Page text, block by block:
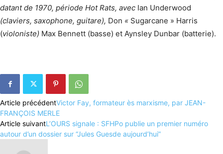
datant de 1970, période Hot Rats, avec Ian Underwood
(claviers, saxophone, guitare), Don « Sugarcane » Harris
(violoniste) Max Bennett (basse) et Aynsley Dunbar (batterie).
Article précédentVictor Fay, formateur ès marxisme, par JEAN-
FRANÇOIS MERLE
Article suivantL’OURS signale : SFHPo publie un premier numéro
autour d’un dossier sur “Jules Guesde aujourd’hui”